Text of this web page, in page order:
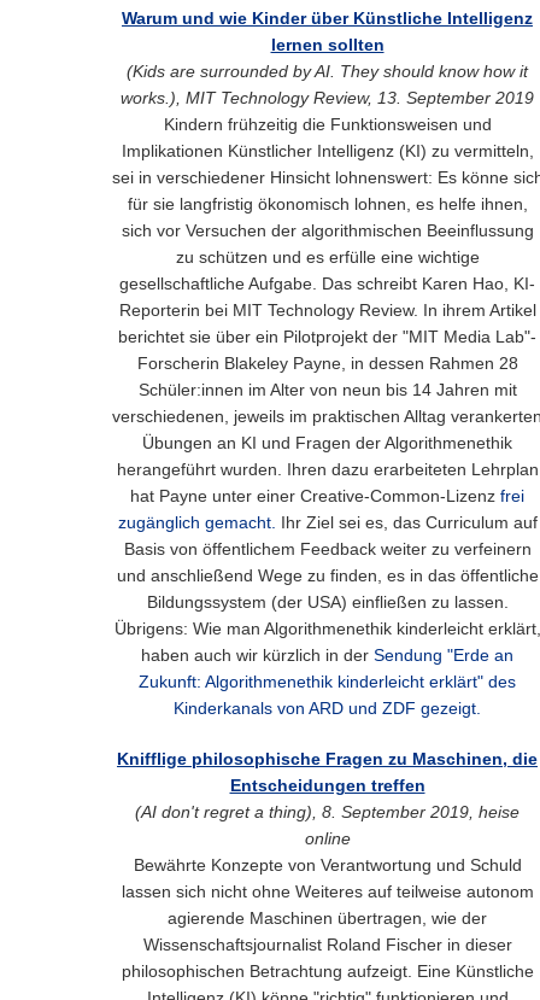
Warum und wie Kinder über Künstliche Intelligenz
lernen sollten
(Kids are surrounded by AI. They should know how it
works.), MIT Technology Review, 13. September 2019
Kindern frühzeitig die Funktionsweisen und
Implikationen Künstlicher Intelligenz (KI) zu vermitteln,
sei in verschiedener Hinsicht lohnenswert: Es könne
für sie langfristig ökonomisch lohnen, es helfe ihnen,
sich vor Versuchen der algorithmischen Beeinflussung
zu schützen und es erfülle eine wichtige
gesellschaftliche Aufgabe. Das schreibt Karen Hao, KI-
Reporterin bei MIT Technology Review. In ihrem Artikel
berichtet sie über ein Pilotprojekt der "MIT Media Lab"-
Forscherin Blakeley Payne, in dessen Rahmen 28
Schüler:innen im Alter von neun bis 14 Jahren mit
verschiedenen, jeweils im praktischen Alltag
Übungen an KI und Fragen der Algorithmenethik
herangeführt wurden. Ihren dazu erarbeiteten Lehrplan
hat Payne unter einer Creative-Common-Lizenz frei
zugänglich gemacht. Ihr Ziel sei es, das Curriculum auf
Basis von öffentlichem Feedback weiter zu verfeinern
und anschließend Wege zu finden, es in das öffentliche
Bildungssystem (der USA) einfließen zu lassen.
Übrigens: Wie man Algorithmenethik kinderleicht erklärt,
haben auch wir kürzlich in der Sendung "Erde an
Zukunft: Algorithmenethik kinderleicht erklärt" des
Kinderkanals von ARD und ZDF gezeigt.
Knifflige philosophische Fragen zu Maschinen, die
Entscheidungen treffen
(AI don't regret a thing), 8. September 2019, heise
online
Bewährte Konzepte von Verantwortung und Schuld
lassen sich nicht ohne Weiteres auf teilweise autonom
agierende Maschinen übertragen, wie der
Wissenschaftsjournalist Roland Fischer in dieser
philosophischen Betrachtung aufzeigt. Eine Künstliche